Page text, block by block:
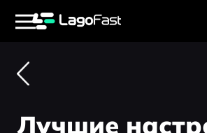
Лучшие